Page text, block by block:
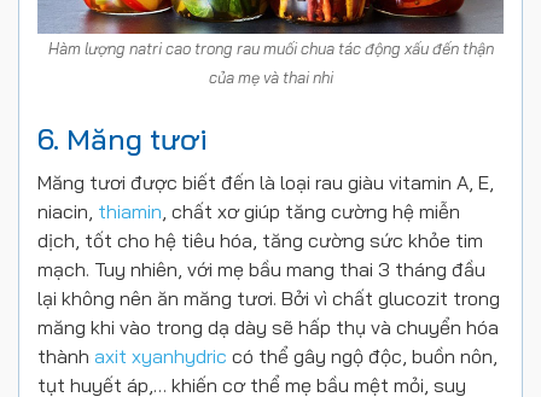
Hàm lượng natri cao trong rau muối chua tác động xấu đến thận
của mẹ và thai nhi
6. Măng tươi
Măng tươi được biết đến là loại rau giàu vitamin A, E,
niacin, thiamin , chất xơ giúp tăng cường hệ miễn
dịch, tốt cho hệ tiêu hóa, tăng cường sức khỏe tim
mạch. Tuy nhiên, với mẹ bầu mang thai 3 tháng đầu
lại không nên ăn măng tươi. Bởi vì chất glucozit trong
măng khi vào trong dạ dày sẽ hấp thụ và chuyển hóa
thành axit xyanhydric có thể gây ngộ độc, buồn nôn,
tụt huyết áp,… khiến cơ thể mẹ bầu mệt mỏi, suy